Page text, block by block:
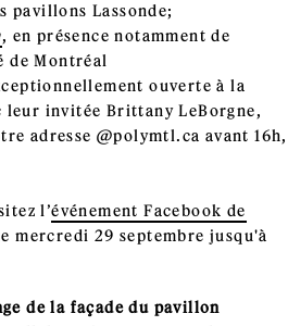
pavillons Lassonde;
, en présence notamment de
de Montréal
ouverte à la
leur invitée Brittany LeBorgne,
adresse @polymtl.ca avant 16h,
l’événement Facebook de
mercredi 29 septembre jusqu'à
de la façade du pavillon